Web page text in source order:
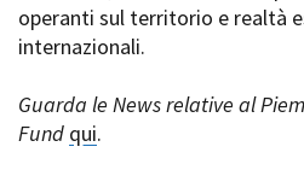
SERVIZI
Servizi generali
Spazi nella sede FCTP
Sala Casting
Sala Paolo Tenna
operanti sul territorio e realtà
internazionali.
Guarda le News relative al
Fund qui.